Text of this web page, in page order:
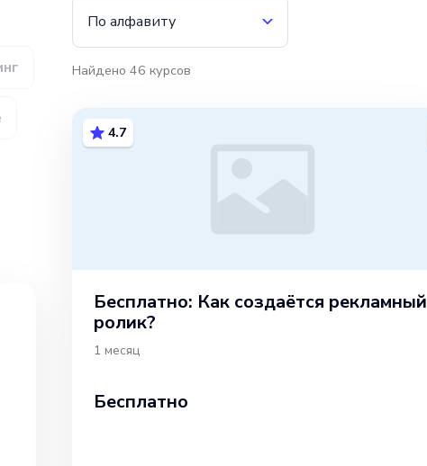
По алфавиту
Найдено 46 курсов
4.7
Бесплатно: Как создаётся рекламный
ролик?
1 месяц
Бесплатно